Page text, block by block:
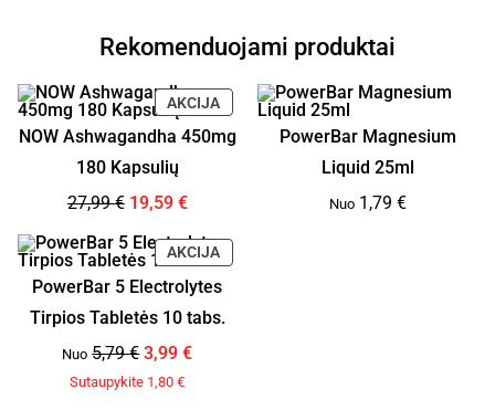
Rekomenduojami produktai
AKCIJA
NOW Ashwagandha 450mg
180 Kapsulių
27,99€ 19,59 €
PowerBar Magnesium
Liquid 25ml
Nuo 1,79 €
AKCIJA
PowerBar 5 Electrolytes
Tirpios Tabletės 10 tabs.
Nuo 5,79€ 3,99€
Sutaupykite 1,80€